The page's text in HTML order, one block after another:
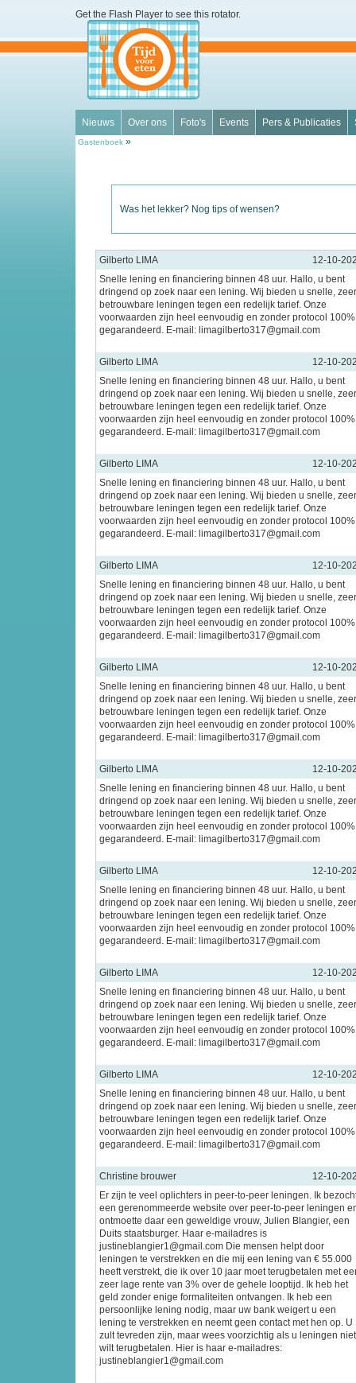
Get the Flash Player to see this rotator.
Nieuws Over ons Foto's Events Pers & Publicaties
Gastenboek »
Was het lekker? Nog tips of wensen?
Gilberto LIMA
12-10-
Snelle lening en financiering binnen 48 uur. Hallo, u bent
dringend op zoek naar een lening. Wij bieden u snelle, zeer
betrouwbare leningen tegen een redelijk tarief. Onze
voorwaarden zijn heel eenvoudig en zonder protocol 100%
gegarandeerd. E-mail: limagilberto317@gmail.com
Gilberto LIMA
12-10-
Snelle lening en financiering binnen 48 uur. Hallo, u bent
dringend op zoek naar een lening. Wij bieden u snelle, zeer
betrouwbare leningen tegen een redelijk tarief. Onze
voorwaarden zijn heel eenvoudig en zonder protocol 100%
gegarandeerd. E-mail: limagilberto317@gmail.com
Gilberto LIMA
12-10-
Snelle lening en financiering binnen 48 uur. Hallo, u bent
dringend op zoek naar een lening. Wij bieden u snelle, zeer
betrouwbare leningen tegen een redelijk tarief. Onze
voorwaarden zijn heel eenvoudig en zonder protocol 100%
gegarandeerd. E-mail: limagilberto317@gmail.com
Gilberto LIMA
12-10-
Snelle lening en financiering binnen 48 uur. Hallo, u bent
dringend op zoek naar een lening. Wij bieden u snelle, zeer
betrouwbare leningen tegen een redelijk tarief. Onze
voorwaarden zijn heel eenvoudig en zonder protocol 100%
gegarandeerd. E-mail: limagilberto317@gmail.com
Gilberto LIMA
12-10-
Snelle lening en financiering binnen 48 uur. Hallo, u bent
dringend op zoek naar een lening. Wij bieden u snelle, zeer
betrouwbare leningen tegen een redelijk tarief. Onze
voorwaarden zijn heel eenvoudig en zonder protocol 100%
gegarandeerd. E-mail: limagilberto317@gmail.com
Gilberto LIMA
12-10-
Snelle lening en financiering binnen 48 uur. Hallo, u bent
dringend op zoek naar een lening. Wij bieden u snelle, zeer
betrouwbare leningen tegen een redelijk tarief. Onze
voorwaarden zijn heel eenvoudig en zonder protocol 100%
gegarandeerd. E-mail: limagilberto317@gmail.com
Gilberto LIMA
12-10-
Snelle lening en financiering binnen 48 uur. Hallo, u bent
dringend op zoek naar een lening. Wij bieden u snelle, zeer
betrouwbare leningen tegen een redelijk tarief. Onze
voorwaarden zijn heel eenvoudig en zonder protocol 100%
gegarandeerd. E-mail: limagilberto317@gmail.com
Gilberto LIMA
12-10-
Snelle lening en financiering binnen 48 uur. Hallo, u bent
dringend op zoek naar een lening. Wij bieden u snelle, zeer
betrouwbare leningen tegen een redelijk tarief. Onze
voorwaarden zijn heel eenvoudig en zonder protocol 100%
gegarandeerd. E-mail: limagilberto317@gmail.com
Gilberto LIMA
12-10-
Snelle lening en financiering binnen 48 uur. Hallo, u bent
dringend op zoek naar een lening. Wij bieden u snelle, zeer
betrouwbare leningen tegen een redelijk tarief. Onze
voorwaarden zijn heel eenvoudig en zonder protocol 100%
gegarandeerd. E-mail: limagilberto317@gmail.com
Christine brouwer
12-10-
Er zijn te veel oplichters in peer-to-peer leningen. Ik
een gerenommeerde website over peer-to-peer leningen
ontmoette daar een geweldige vrouw, Julien Blangier, een
Duits staatsburger. Haar e-mailadres is
justineblangier1@gmail.com Die mensen helpt door
leningen te verstrekken en die mij een lening van € 55.000
heeft verstrekt, die ik over 10 jaar moet terugbetalen met
zeer lage rente van 3% over de gehele looptijd. Ik heb het
geld zonder enige formaliteiten ontvangen. Ik heb een
persoonlijke lening nodig, maar uw bank weigert u een
lening te verstrekken en neemt geen contact met hen op. U
zult tevreden zijn, maar wees voorzichtig als u leningen niet
wilt terugbetalen. Hier is haar e-mailadres:
justineblangier1@gmail.com